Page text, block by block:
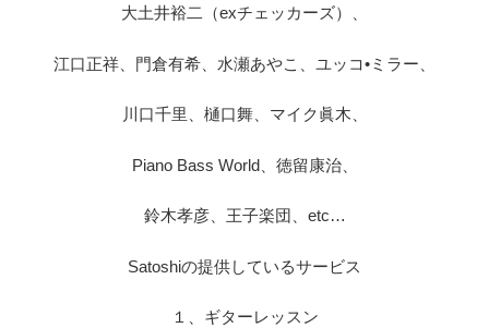
大土井裕二（exチェッカーズ）、
江口正祥、門倉有希、水瀬あやこ、ユッコ•ミラー、
川口千里、樋口舞、マイク眞木、
Piano Bass World、徳留康治、
鈴木孝彦、王子楽団、etc…
Satoshiの提供しているサービス
１、ギターレッスン